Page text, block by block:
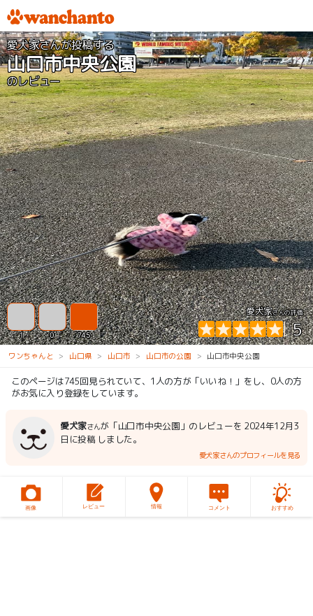
愛犬家さんが投稿する
山口市中央公園
のレビュー
愛犬家さんの評価
5
1 0 745
ワンちゃんと 山口県 山口市 山口市の公園 山口市中央公園
このページは745回見られていて、1人の方が「いいね！」をし、0人の方
がお気に入り登録をしています。
愛犬家さんが「山口市中央公園」のレビューを 2024年12月3
日に投稿 しました。
愛犬家さんのプロフィールを見る
画像 レビュー 情報 コメント おすすめ